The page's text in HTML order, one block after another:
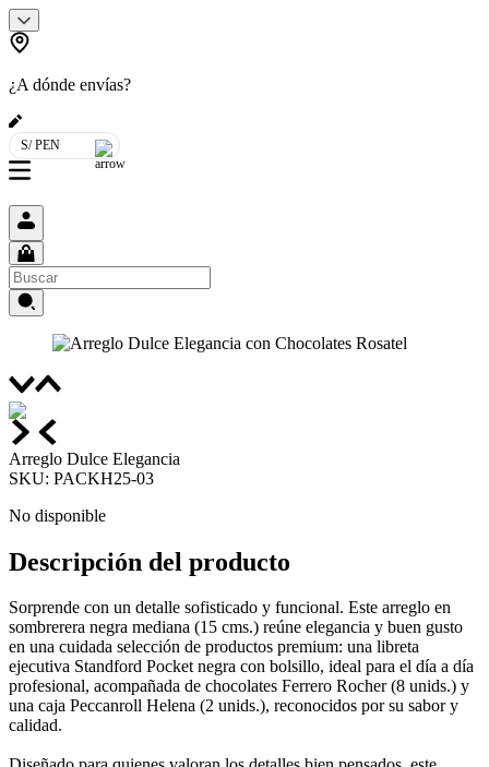
¿A dónde envías?
S/ PEN
Arreglo Dulce Elegancia
SKU: PACKH25-03
No disponible
Descripción del producto
Sorprende con un detalle sofisticado y funcional. Este arreglo en
sombrerera negra mediana (15 cms.) reúne elegancia y buen gusto
en una cuidada selección de productos premium: una libreta
ejecutiva Standford Pocket negra con bolsillo, ideal para el día a día
profesional, acompañada de chocolates Ferrero Rocher (8 unids.) y
una caja Peccanroll Helena (2 unids.), reconocidos por su sabor y
calidad.